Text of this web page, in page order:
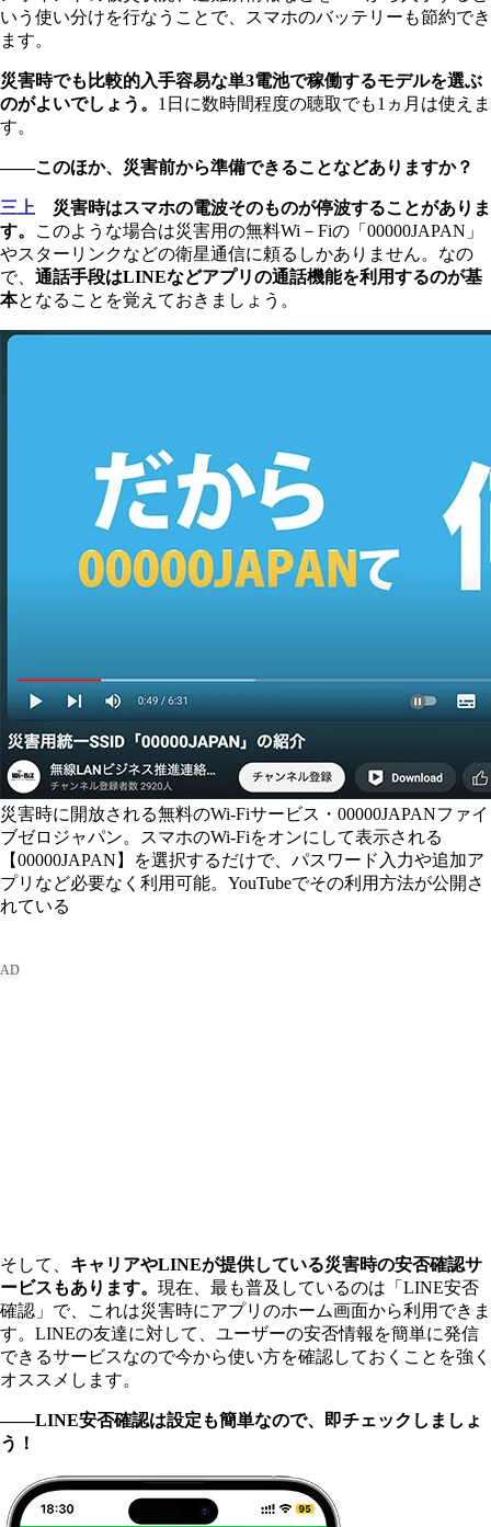
いう使い分けを行なうことで、スマホのバッテリーも節約でき
ます。
災害時でも比較的入手容易な単3電池で稼働するモデルを選ぶ
のがよいでしょう。 1日に数時間程度の聴取でも1ヵ月は使えま
す。
――このほか、災害前から準備できることなどありますか？
三上
災害時はスマホの電波そのものが停波することがありま
す。
このような場合は災害用の無料Wi－Fiの「00000JAPAN」
やスターリンクなどの衛星通信に頼るしかありません。なの
で、 通話手段はLINEなどアプリの通話機能を利用するのが基
本となることを覚えておきましょう。
災害時に開放される無料のWi-Fiサービス・00000JAPANファイ
ブゼロジャパン。スマホのWi-Fiをオンにして表示される
【00000JAPAN】を選択するだけで、パスワード入力や追加ア
プリなど必要なく利用可能。YouTubeでその利用方法が公開さ
れている
そして、 キャリアやLINEが提供している災害時の安否確認サ
ービスもあります。 現在、最も普及しているのは「LINE安否
確認」で、これは災害時にアプリのホーム画面から利用できま
す。LINEの友達に対して、ユーザーの安否情報を簡単に発信
できるサービスなので今から使い方を確認しておくことを強く
オススメします。
――LINE安否確認は設定も簡単なので、即チェックしましょ
う！